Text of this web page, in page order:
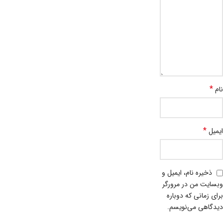
نام*
ایمیل*
ذخیره نام، ایمیل و
وبسایت من در مرورگر
برای زمانی که دوباره
دیدگاهی می‌نویسم.